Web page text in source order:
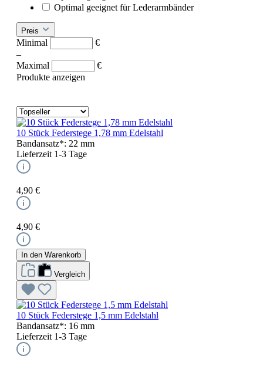
Optimal geeignet für Lederarmbänder
Preis
Minimal
€
–
Maximal
€
Produkte anzeigen
10 Stück Federstege 1,78 mm Edelstahl
Bandansatz*: 22 mm
Lieferzeit 1-3 Tage
4,90 €
4,90 €
In den Warenkorb
Vergleich
10 Stück Federstege 1,5 mm Edelstahl
Bandansatz*: 16 mm
Lieferzeit 1-3 Tage